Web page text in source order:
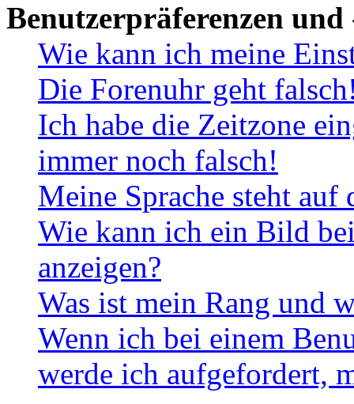
Benutzerpräferenzen und
Wie kann ich meine
Die Forenuhr geht
Ich habe die Zeitzone
immer noch falsch!
Meine Sprache steht
Wie kann ich ein Bild
anzeigen?
Was ist mein Rang und
Wenn ich bei einem
werde ich aufgefordert,